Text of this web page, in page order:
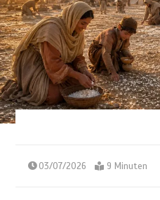
03/07/2026 9 Minuten